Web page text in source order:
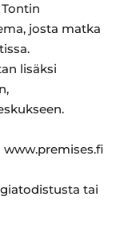
josta matka
lisäksi
www.premises.fi
tai